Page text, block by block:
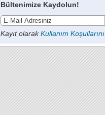
Bültenimize Kaydolun!
Kayıt olarakKullanım Koşullarını